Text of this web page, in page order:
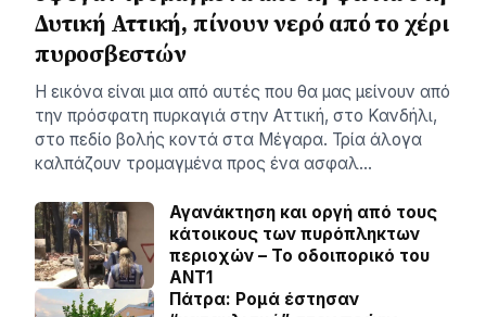
Δυτική Αττική, πίνουν νερό από το χέρι
πυροσβεστών
Η εικόνα είναι μια από αυτές που θα μας μείνουν από
την πρόσφατη πυρκαγιά στην Αττική, στο Κανδήλι,
στο πεδίο βολής κοντά στα Μέγαρα. Τρία άλογα
καλπάζουν τρομαγμένα προς ένα ασφαλ…
Αγανάκτηση και οργή από τους
κάτοικους των πυρόπληκτων
περιοχών – To οδοιπορικό του
ΑΝΤ1
Πάτρα: Ρομά έστησαν